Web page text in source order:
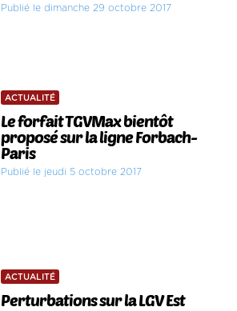
Publié le dimanche 29 octobre 2017
ACTUALITÉ
Le forfait TGVMax bientôt
proposé sur la ligne Forbach-
Paris
Publié le jeudi 5 octobre 2017
ACTUALITÉ
Perturbations sur la LGV Est